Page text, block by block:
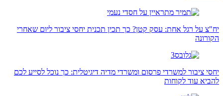
יח"צ על רגל אחת: עסק קטן? כך תכין תכנית יחסי ציבור ליום שאחרי
הקורונה
יחסי ציבור למשרדי פרסום ומשרדי מדיה דיגיטלית: כך נוכל לסייע לכם
להביא עוד לקוחות